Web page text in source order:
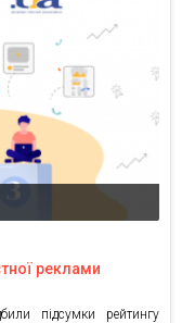
реклами
підсумки рейтингу